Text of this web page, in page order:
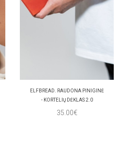
ELFBREAD. RAUDONA PINIGINĖ
- KORTELIŲ DĖKLAS 2.0
35.00€